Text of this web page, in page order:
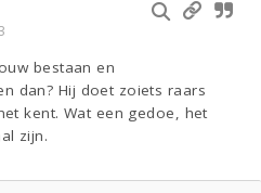
bestaan en
dan? Hij doet zoiets raars
kent. Wat een gedoe, het
zijn.